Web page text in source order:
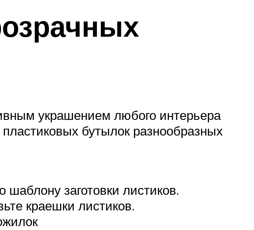
украшением любого интерьера
бутылок разнообразных
заготовки листиков.
краешки листиков.